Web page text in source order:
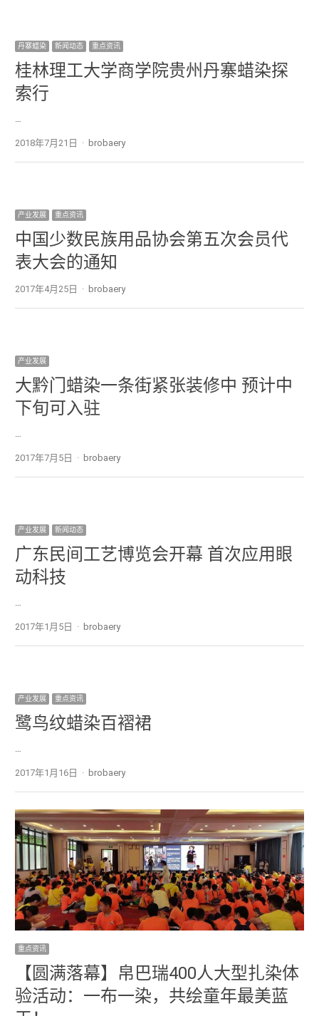
丹寨蜡染 新闻动态 重点资讯
桂林理工大学商学院贵州丹寨蜡染探
索行
…
2018年7月21日 Author
brobaery
产业发展 重点资讯
中国少数民族用品协会第五次会员代
表大会的通知
2017年4月25日 Author
brobaery
产业发展
大黔门蜡染一条街紧张装修中 预计中
下旬可入驻
…
2017年7月5日 Author
brobaery
产业发展 新闻动态
广东民间工艺博览会开幕 首次应用眼
动科技
…
2017年1月5日 Author
brobaery
产业发展 重点资讯
鹭鸟纹蜡染百褶裙
…
2017年1月16日 Author
brobaery
重点资讯
【圆满落幕】帛巴瑞400人大型扎染体
验活动：一布一染，共绘童年最美蓝